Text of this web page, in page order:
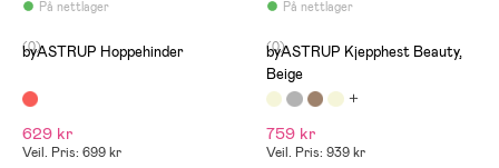
På nettlager
(0)
byASTRUP Hoppehinder
629 kr
Veil. Pris: 699 kr
På nettlager
(0)
byASTRUP Kjepphest Beauty,
Beige
759 kr
Veil. Pris: 939 kr